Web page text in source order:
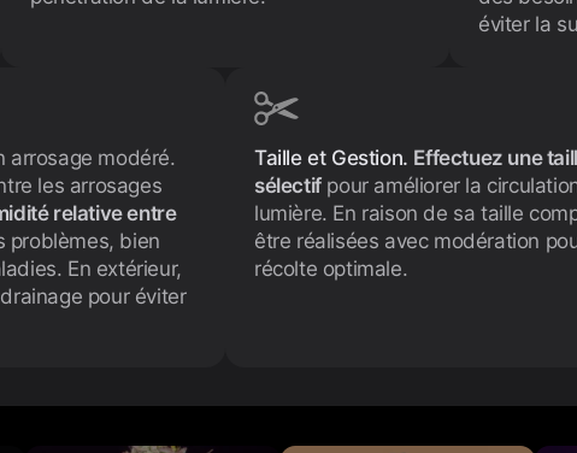
éviter la
arrosage modéré.
les arrosages
relative entre
problèmes, bien
En extérieur,
pour éviter
Taille et Gestion. Effectuez une
sélectifpour améliorer la
lumière. En raison de sa taille
être réalisées avec modération
récolte optimale.